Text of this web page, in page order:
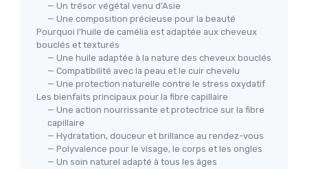
— Un trésor végétal venu d’Asie
— Une composition précieuse pour la beauté
Pourquoi l’huile de camélia est adaptée aux cheveux
bouclés et texturés
— Une huile adaptée à la nature des cheveux bouclés
— Compatibilité avec la peau et le cuir chevelu
— Une protection naturelle contre le stress oxydatif
Les bienfaits principaux pour la fibre capillaire
— Une action nourrissante et protectrice sur la fibre
capillaire
— Hydratation, douceur et brillance au rendez-vous
— Polyvalence pour le visage, le corps et les ongles
— Un soin naturel adapté à tous les âges